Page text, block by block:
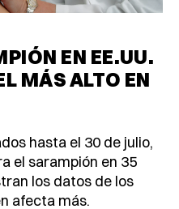
EN EE.UU.
MÁS ALTO EN
hasta el 30 de julio,
el sarampión en 35
los datos de los
afecta más.